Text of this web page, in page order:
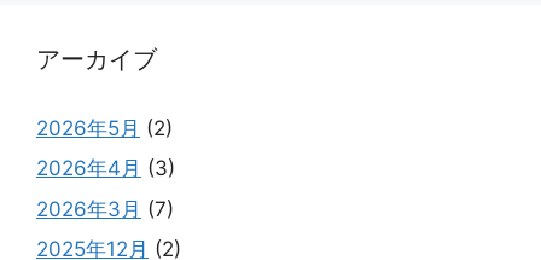
アーカイブ
2026年5月 (2)
2026年4月 (3)
2026年3月 (7)
2025年12月 (2)